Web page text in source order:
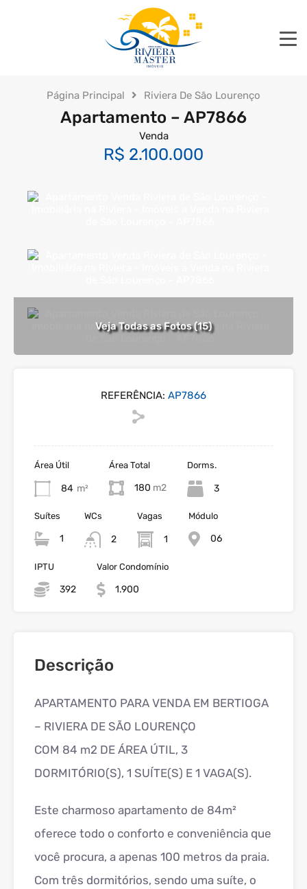
Página Principal Riviera De São Lourenço
Apartamento – AP7866
Venda
R$ 2.100.000
Veja Todas as Fotos (15)
REFERÊNCIA: AP7866
Dorms.
3
WCs
2
Vagas
1
Área Útil
84 m²
Área Total
180
Suítes
1
Módulo
06
IPTU
392
Valor Condomínio
1.900
Descrição
APARTAMENTO PARA VENDA EM BERTIOGA
– RIVIERA DE SÃO LOURENÇO
COM 84 m2 DE ÁREA ÚTIL, 3
DORMITÓRIO(S), 1 SUÍTE(S) E 1 VAGA(S).
Este charmoso apartamento de 84m²
oferece todo o conforto e conveniência que
você procura, a apenas 100 metros da praia.
Com três dormitórios, sendo uma suíte, o